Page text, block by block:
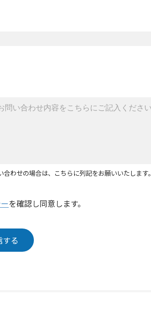
合わせの場合は、こちらに列記をお願いいたします。
を確認し同意します。